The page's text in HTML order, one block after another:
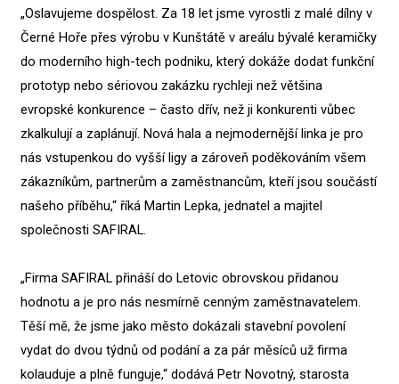
„Oslavujeme dospělost. Za 18 let jsme vyrostli z malé dílny v
Černé Hoře přes výrobu v Kunštátě v areálu bývalé keramičky
do moderního high-tech podniku, který dokáže dodat funkční
prototyp nebo sériovou zakázku rychleji než většina
evropské konkurence – často dřív, než ji konkurenti vůbec
zkalkulují a zaplánují. Nová hala a nejmodernější linka je pro
nás vstupenkou do vyšší ligy a zároveň poděkováním všem
zákazníkům, partnerům a zaměstnancům, kteří jsou součástí
našeho příběhu,“ říká Martin Lepka, jednatel a majitel
společnosti SAFIRAL.
„Firma SAFIRAL přináší do Letovic obrovskou přidanou
hodnotu a je pro nás nesmírně cenným zaměstnavatelem.
Těší mě, že jsme jako město dokázali stavební povolení
vydat do dvou týdnů od podání a za pár měsíců už firma
kolauduje a plně funguje,“ dodává Petr Novotný, starosta